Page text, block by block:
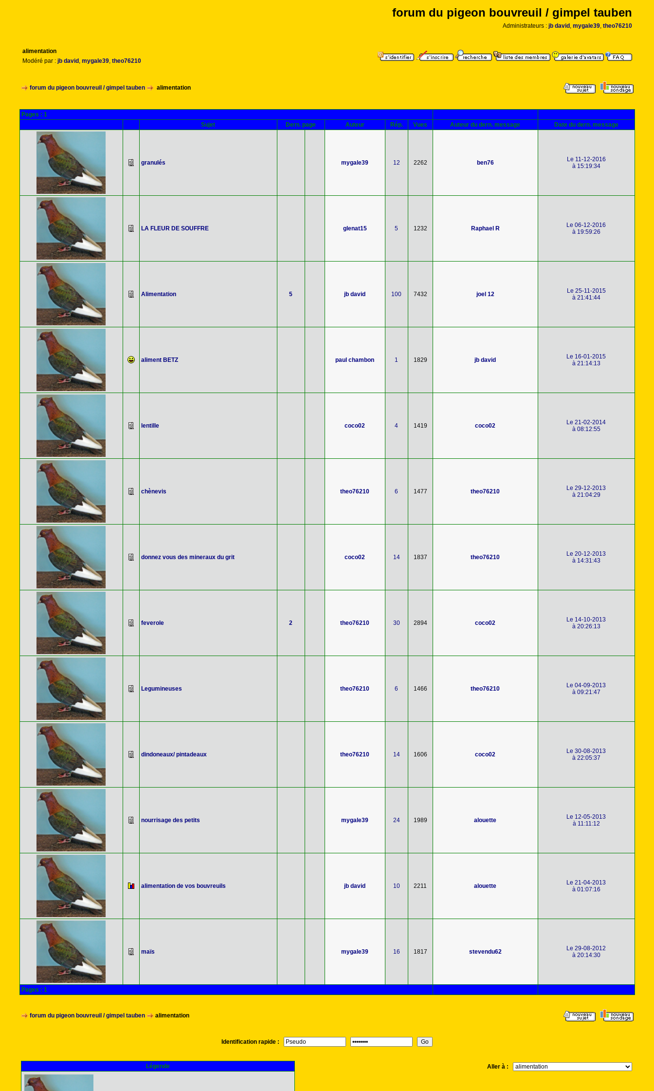
forum du pigeon bouvreuil / gimpel tauben
Administrateurs : jb david , mygale39, theo76210
alimentation
Modéré par : jb david , mygale39, theo76210
forum du pigeon bouvreuil / gimpel tauben alimentation
Pages : 1
Sujet
Dern. page Auteur Rép. Vues Auteur du dern. message Date du dern. message
granulés mygale39 12 2262 ben76
Le 11-12-2016
à 15:19:34
LA FLEUR DE SOUFFRE glenat15 5 1232 Raphael R
Le 06-12-2016
à 19:59:26
Alimentation 5 jb david 100 7432 joel 12
Le 25-11-2015
à 21:41:44
aliment BETZ paul chambon 1 1829 jb david
Le 16-01-2015
à 21:14:13
lentille coco02 4 1419 coco02
Le 21-02-2014
à 08:12:55
chènevis theo76210 6 1477 theo76210
Le 29-12-2013
à 21:04:29
donnez vous des mineraux du grit coco02 14 1837 theo76210
Le 20-12-2013
à 14:31:43
feverole 2 theo76210 30 2894 coco02
Le 14-10-2013
à 20:26:13
Legumineuses theo76210 6 1466 theo76210
Le 04-09-2013
à 09:21:47
dindoneaux/ pintadeaux theo76210 14 1606 coco02
Le 30-08-2013
à 22:05:37
nourrisage des petits mygale39 24 1989 alouette
Le 12-05-2013
à 11:11:12
alimentation de vos bouvreuils jb david 10 2211 alouette
Le 21-04-2013
à 01:07:16
maïs mygale39 16 1817 stevendu62
Le 29-08-2012
à 20:14:30
Pages : 1
forum du pigeon bouvreuil / gimpel tauben alimentation
Identification rapide :
Légende Aller à :